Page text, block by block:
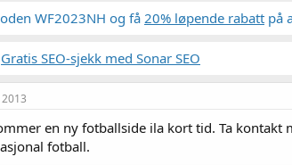
WF2023NH og få 20% løpende rabatt på
Gratis SEO-sjekk med Sonar SEO
en ny fotballside ila kort tid. Ta
fotball.